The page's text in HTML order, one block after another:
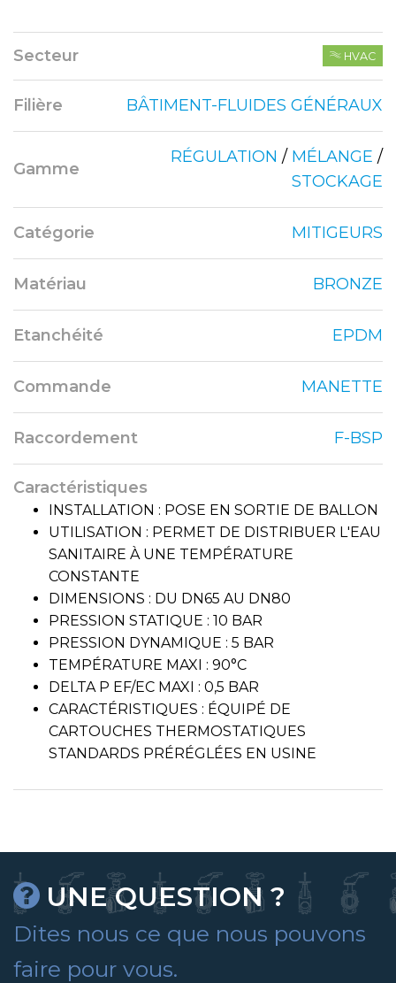
Secteur HVAC
Filière BÂTIMENT-FLUIDES GÉNÉRAUX
Gamme
RÉGULATION /MÉLANGE /
STOCKAGE
Catégorie MITIGEURS
Matériau BRONZE
Etanchéité EPDM
Commande MANETTE
Raccordement F-BSP
Caractéristiques
INSTALLATION : POSE EN SORTIE DE BALLON
UTILISATION : PERMET DE DISTRIBUER L'EAU
SANITAIRE À UNE TEMPÉRATURE
CONSTANTE
DIMENSIONS : DU DN65 AU DN80
PRESSION STATIQUE : 10 BAR
PRESSION DYNAMIQUE : 5 BAR
TEMPÉRATURE MAXI : 90°C
DELTA P EF/EC MAXI : 0,5 BAR
CARACTÉRISTIQUES : ÉQUIPÉ DE
CARTOUCHES THERMOSTATIQUES
STANDARDS PRÉRÉGLÉES EN USINE
UNE QUESTION ?
Dites nous ce que nous pouvons
faire pour vous.